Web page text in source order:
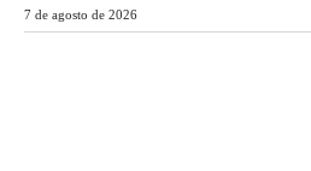
7 de agosto de 2026